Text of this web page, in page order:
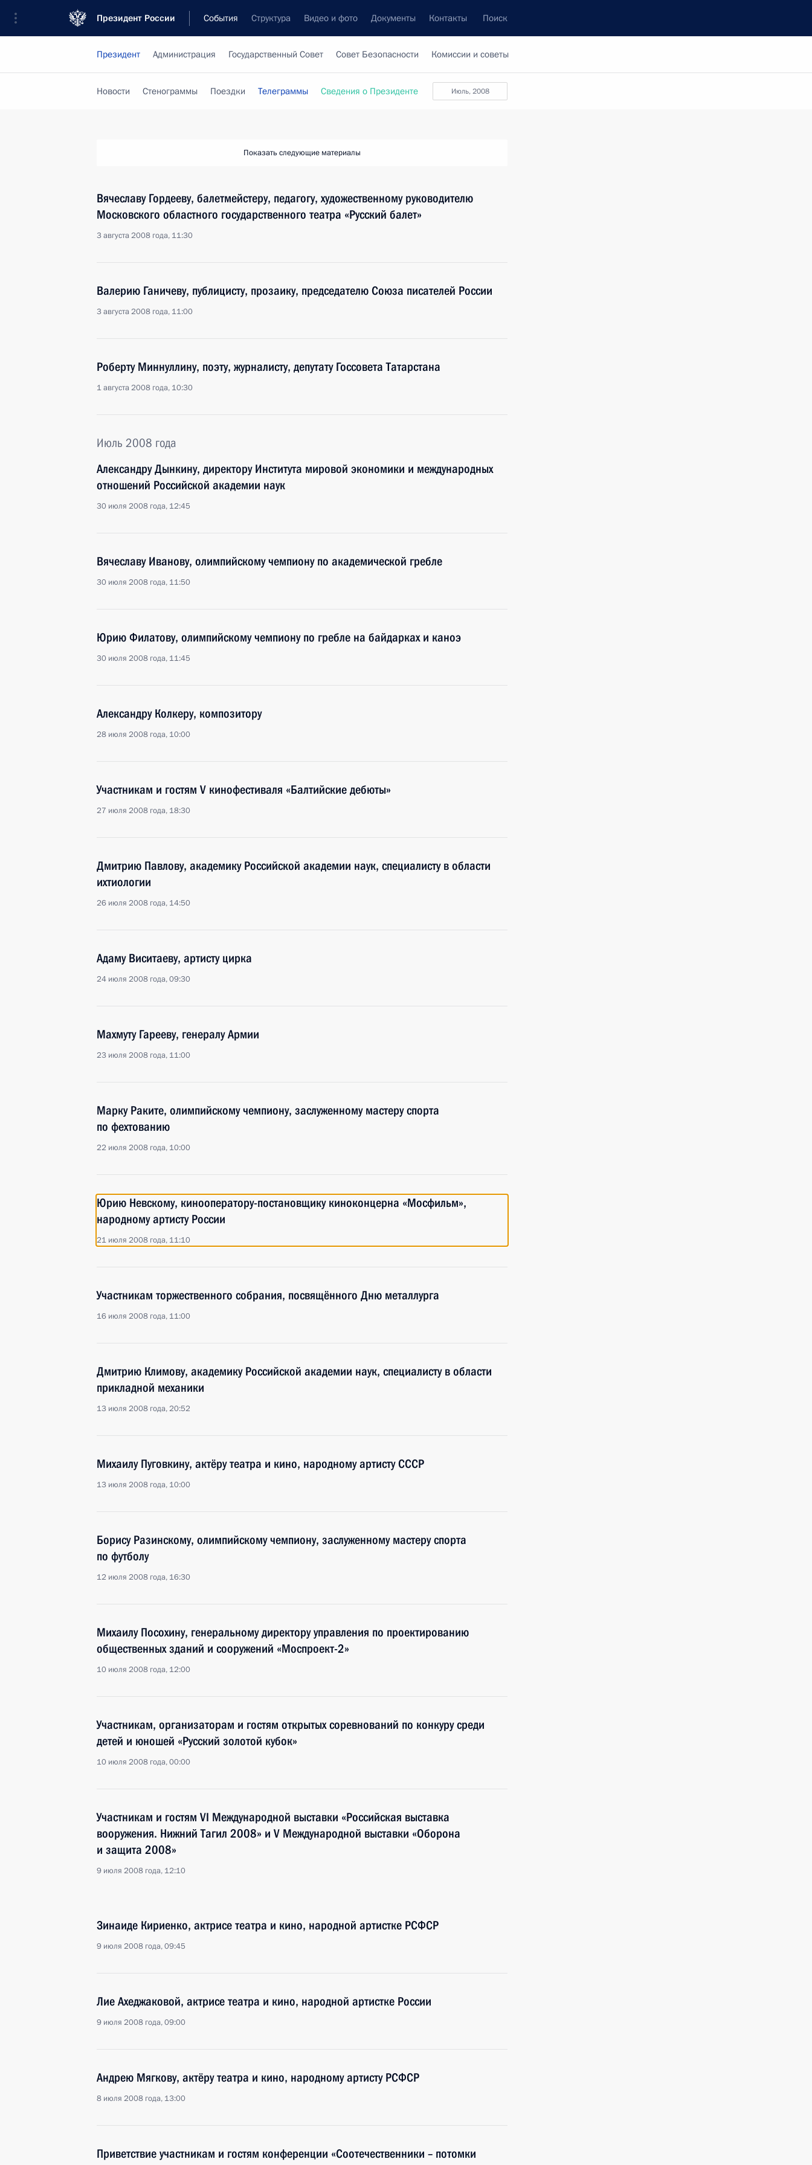
Президент России События Структура Видео и фото Документы Контакты Поиск
Президент Администрация Государственный Совет Совет Безопасности Комиссии и советы
июль, 2008
Новости Стенограммы Поездки Телеграммы Сведения о Президенте
Показать следующие материалы
Вячеславу Гордееву, балетмейстеру, педагогу, художественному руководителю
Московского областного государственного театра «Русский балет»
3 августа 2008 года, 11:30
Валерию Ганичеву, публицисту, прозаику, председателю Союза писателей России
3 августа 2008 года, 11:00
Роберту Миннуллину, поэту, журналисту, депутату Госсовета Татарстана
1 августа 2008 года, 10:30
Июль 2008 года
Александру Дынкину, директору Института мировой экономики и международных
отношений Российской академии наук
30 июля 2008 года, 12:45
Вячеславу Иванову, олимпийскому чемпиону по академической гребле
30 июля 2008 года, 11:50
Юрию Филатову, олимпийскому чемпиону по гребле на байдарках и каноэ
30 июля 2008 года, 11:45
Александру Колкеру, композитору
28 июля 2008 года, 10:00
Участникам и гостям V кинофестиваля «Балтийские дебюты»
27 июля 2008 года, 18:30
Дмитрию Павлову, академику Российской академии наук, специалисту в области
ихтиологии
26 июля 2008 года, 14:50
Адаму Виситаеву, артисту цирка
24 июля 2008 года, 09:30
Махмуту Гарееву, генералу Армии
23 июля 2008 года, 11:00
Марку Раките, олимпийскому чемпиону, заслуженному мастеру спорта
по фехтованию
22 июля 2008 года, 10:00
Юрию Невскому, кинооператору-постановщику киноконцерна «Мосфильм»,
народному артисту России
21 июля 2008 года, 11:10
Участникам торжественного собрания, посвящённого Дню металлурга
16 июля 2008 года, 11:00
Дмитрию Климову, академику Российской академии наук, специалисту в области
прикладной механики
13 июля 2008 года, 20:52
Михаилу Пуговкину, актёру театра и кино, народному артисту СССР
13 июля 2008 года, 10:00
Борису Разинскому, олимпийскому чемпиону, заслуженному мастеру спорта
по футболу
12 июля 2008 года, 16:30
Михаилу Посохину, генеральному директору управления по проектированию
общественных зданий и сооружений «Моспроект-2»
10 июля 2008 года, 12:00
Участникам, организаторам и гостям открытых соревнований по конкуру среди
детей и юношей «Русский золотой кубок»
10 июля 2008 года, 00:00
Участникам и гостям VI Международной выставки «Российская выставка
вооружения. Нижний Тагил 2008» и V Международной выставки «Оборона
и защита 2008»
9 июля 2008 года, 12:10
Зинаиде Кириенко, актрисе театра и кино, народной артистке РСФСР
9 июля 2008 года, 09:45
Лие Ахеджаковой, актрисе театра и кино, народной артистке России
9 июля 2008 года, 09:00
Андрею Мягкову, актёру театра и кино, народному артисту РСФСР
8 июля 2008 года, 13:00
Приветствие участникам и гостям конференции «Соотечественники – потомки